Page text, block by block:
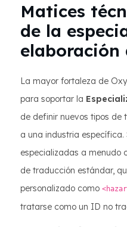
Matices
de la
elaboración
La mayor fortaleza de
para soportar la
de definir nuevos tipos de
a una industria
especializadas a menudo
de traducción estándar,
personalizado como
tratarse como un ID no